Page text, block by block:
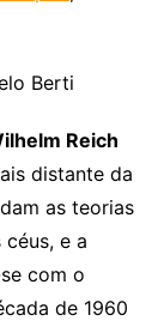
Berti
Reich
distante da
as teorias
e a
com o
de 1960